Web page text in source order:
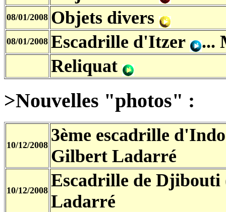
08/01/2008 Objets divers
08/01/2008 Escadrille d'Itzer
...
Reliquat
>Nouvelles "photos" :
10/12/2008 3ème escadrille
Gilbert Ladarré
10/12/2008 Escadrille de
Ladarré